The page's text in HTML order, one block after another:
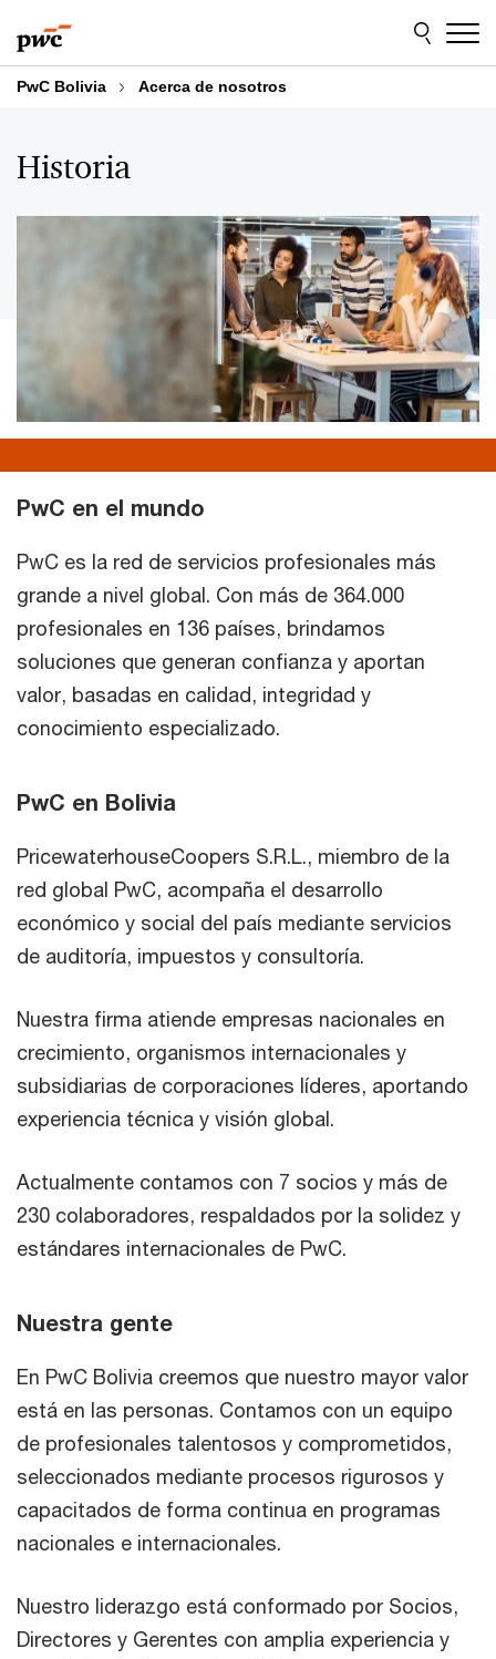
to
content
to
footer
PwC Bolivia Acerca de nosotros
Historia
PwC en el mundo
PwC es la red de servicios profesionales más
grande a nivel global. Con más de 364.000
profesionales en 136 países, brindamos
soluciones que generan confianza y aportan
valor, basadas en calidad, integridad y
conocimiento especializado.
PwC en Bolivia
PricewaterhouseCoopers S.R.L., miembro de la
red global PwC, acompaña el desarrollo
económico y social del país mediante servicios
de auditoría, impuestos y consultoría.
Nuestra firma atiende empresas nacionales en
crecimiento, organismos internacionales y
subsidiarias de corporaciones líderes, aportando
experiencia técnica y visión global.
Actualmente contamos con 7 socios y más de
230 colaboradores, respaldados por la solidez y
estándares internacionales de PwC.
Nuestra gente
En PwC Bolivia creemos que nuestro mayor valor
está en las personas. Contamos con un equipo
de profesionales talentosos y comprometidos,
seleccionados mediante procesos rigurosos y
capacitados de forma continua en programas
nacionales e internacionales.
Nuestro liderazgo está conformado por Socios,
Directores y Gerentes con amplia experiencia y